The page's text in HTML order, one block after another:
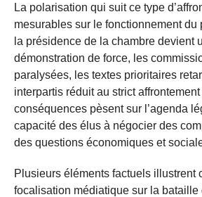
La polarisation qui suit ce type
mesurables sur le fonctionnement du
la présidence de la chambre devient
démonstration de force, les
paralysées, les textes prioritaires
interpartis réduit au strict
conséquences pèsent sur l’agenda
capacité des élus à négocier des
des questions économiques et
Plusieurs éléments factuels illustrent
focalisation médiatique sur la bataille